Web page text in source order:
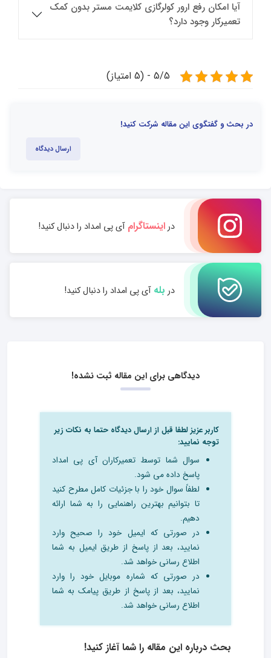
آیا امکان رفع ارور کولرگازی کلایمت مستر بدون کمک
تعمیرکار وجود دارد؟
5/5 - (5 امتیاز)
در بحث و گفتگوی این مقاله شرکت کنید!
ارسال دیدگاه
در اینستاگرامآی پی امداد را دنبال کنید!
در بلهآی پی امداد را دنبال کنید!
دیدگاهی برای این مقاله ثبت نشده!
کاربر عزیز لطفا قبل از ارسال دیدگاه حتما به نکات زیر
توجه نمایید:
سوال شما توسط تعمیرکاران آی پی امداد
پاسخ داده می شود.
لطفاً سوال خود را با جزئیات کامل مطرح کنید
تا بتوانیم بهترین راهنمایی را به شما ارائه
دهیم.
در صورتی که ایمیل خود را صحیح وارد
نمایید، بعد از پاسخ از طریق ایمیل به شما
اطلاع رسانی خواهد شد.
در صورتی که شماره موبایل خود را وارد
نمایید، بعد از پاسخ از طریق پیامک به شما
اطلاع رسانی خواهد شد.
بحث درباره این مقاله را شما آغاز کنید!